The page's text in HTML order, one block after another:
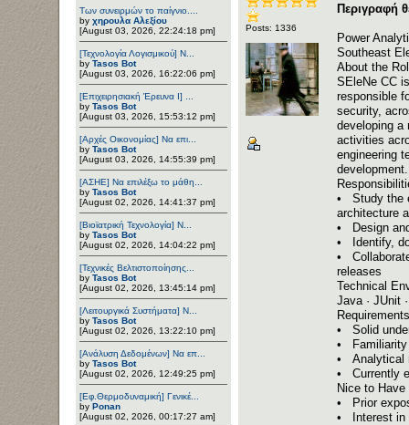
Των συνειρμών το παίγνιο....
by χηρουλα Αλεξίου
[August 03, 2026, 22:24:18 pm]
[Τεχνολογία Λογισμικού] Ν...
by Tasos Bot
[August 03, 2026, 16:22:06 pm]
[Επιχειρησιακή Έρευνα Ι] ...
by Tasos Bot
[August 03, 2026, 15:53:12 pm]
[Αρχές Οικονομίας] Να επι...
by Tasos Bot
[August 03, 2026, 14:55:39 pm]
[ΑΣΗΕ] Να επιλέξω το μάθη...
by Tasos Bot
[August 02, 2026, 14:41:37 pm]
[Βιοϊατρική Τεχνολογία] Ν...
by Tasos Bot
[August 02, 2026, 14:04:22 pm]
[Τεχνικές Βελτιστοποίησης...
by Tasos Bot
[August 02, 2026, 13:45:14 pm]
[Λειτουργικά Συστήματα] Ν...
by Tasos Bot
[August 02, 2026, 13:22:10 pm]
[Ανάλυση Δεδομένων] Να επ...
by Tasos Bot
[August 02, 2026, 12:49:25 pm]
[Εφ.Θερμοδυναμική] Γενικέ...
by Ponan
[August 02, 2026, 00:17:27 am]
Posts: 1336
Περιγραφή
Power
Southeast
About the
SEleNe CC
responsible
security,
developing a
activities
engineering
development.
• Study the
architecture
• Design
• Identify,
•
releases
Technical
Java · JUnit
Requirements
• Solid
• Familiarity
• Analytical
• Currently
Nice to Have
• Prior
• Interest in